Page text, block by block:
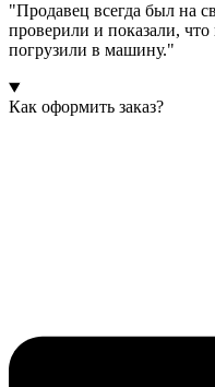
"Продавец всегда был на
проверили и показали, что
погрузили в машину."
Как оформить заказ?